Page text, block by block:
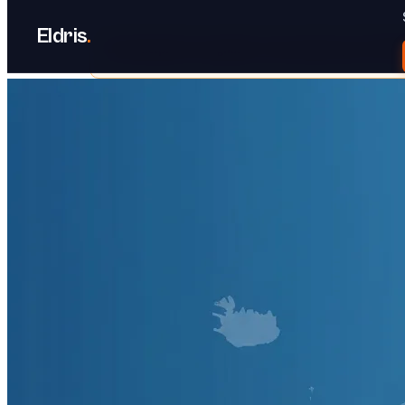
Eldris.
Il marketplace ha segnalato i suoi annunci per il